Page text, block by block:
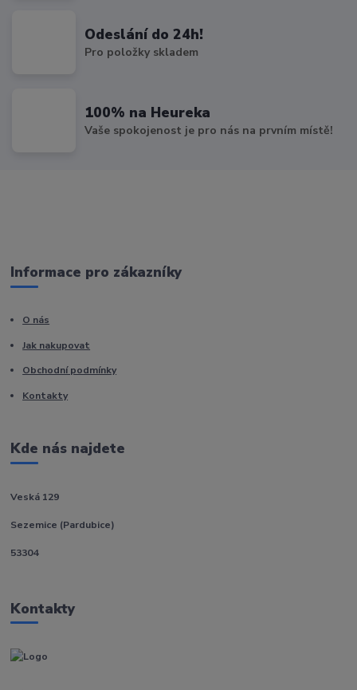
Odeslání do 24h!
Pro položky skladem
100% na Heureka
Vaše spokojenost je pro nás na prvním místě!
Informace pro zákazníky
O nás
Jak nakupovat
Obchodní podmínky
Kontakty
Kde nás najdete
Veská 129
Sezemice (Pardubice)
53304
Kontakty